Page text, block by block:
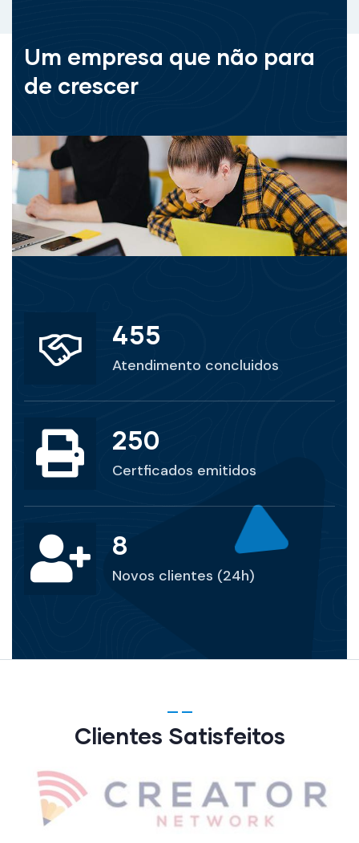
Um empresa que não para
de crescer
455
Atendimento concluidos
250
Certficados emitidos
14
Novos clientes (24h)
Clientes Satisfeitos